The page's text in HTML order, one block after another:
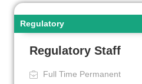
Regulatory
Regulatory Staff
Full Time Permanent